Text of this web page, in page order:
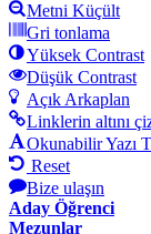
Metni Küçült
Gri tonlama
Yüksek Contrast
Düşük Contrast
Açık Arkaplan
Linklerin altını
Okunabilir Yazı
Reset
Bize ulaşın
Aday Öğrenci
Mezunlar